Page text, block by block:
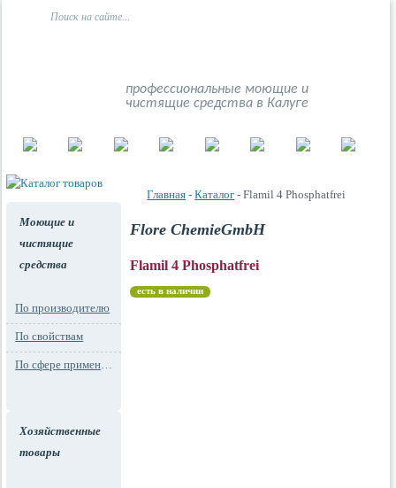
профессиональные моющие и
чистящие средства в Калуге
Моющие и
чистящие
средства
По производителю
По свойствам
По сфере применения
Хозяйственные
товары
Главная -Каталог - Flamil 4 Phosphatfrei
Flore ChemieGmbH
Flamil 4 Phosphatfrei
есть в наличии